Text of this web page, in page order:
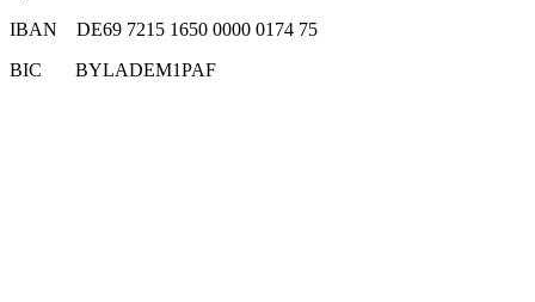
IBAN DE69 7215 1650 0000 0174 75
BIC BYLADEM1PAF